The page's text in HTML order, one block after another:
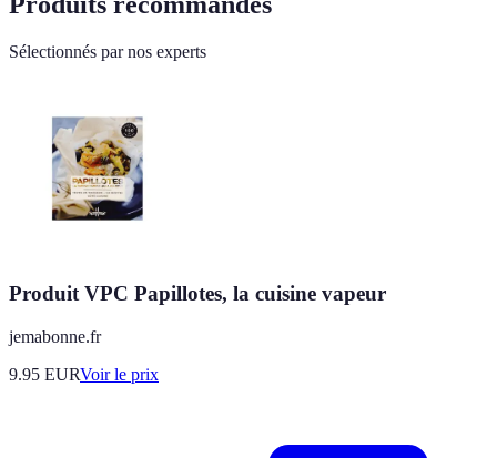
Sélectionnés par nos experts
Produit VPC Papillotes, la cuisine vapeur
jemabonne.fr
9.95 EURVoir le prix